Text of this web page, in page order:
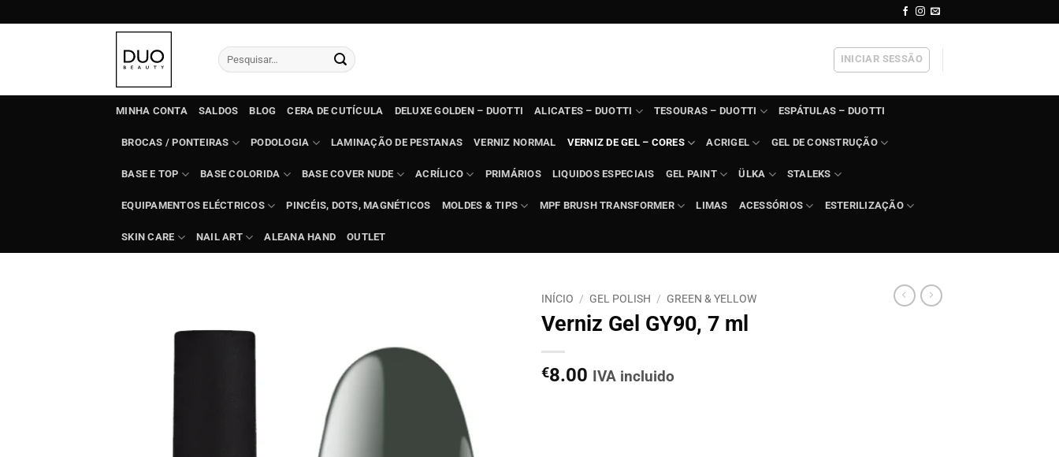
to
Pesquisar
por:
INICIAR SESSÃO
MINHA CONTA SALDOS BLOG CERA DE CUTÍCULA DELUXE GOLDEN – DUOTTI ALICATES – DUOTTI TESOURAS – DUOTTI ESPÁTULAS – DUOTTI
BROCAS / PONTEIRAS PODOLOGIA LAMINAÇÃO DE PESTANAS VERNIZ NORMAL VERNIZ DE GEL – CORES ACRIGEL GEL DE CONSTRUÇÃO
BASE E TOP BASE COLORIDA BASE COVER NUDE ACRÍLICO PRIMÁRIOS LIQUIDOS ESPECIAIS GEL PAINT ÜLKA STALEKS
EQUIPAMENTOS ELÉCTRICOS PINCÉIS, DOTS, MAGNÉTICOS MOLDES & TIPS MPF BRUSH TRANSFORMER LIMAS ACESSÓRIOS ESTERILIZAÇÃO
SKIN CARE NAIL ART ALEANA HAND OUTLET
INÍCIO / GEL POLISH / GREEN & YELLOW
Verniz Gel GY90, 7 ml
€8.00 IVA incluido